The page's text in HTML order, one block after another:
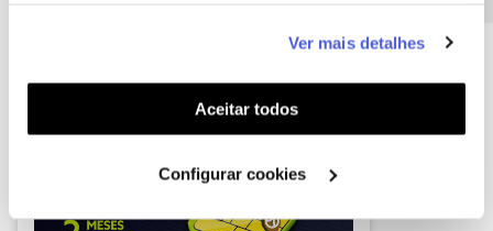
funcionalidades (cookies de personalização e
funcionalidade) e adaptar anúncios aos seus interesses
(cookies de publicidade personalizada). Pode gerir a
utilização dos cookies clicando em "Configurar
Ver mais detalhes
Aceitar todos
Configurar cookies
A poupança que COMBINA